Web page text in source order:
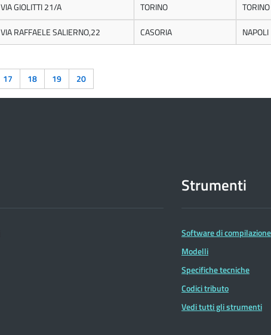
VIA GIOLITTI 21/A TORINO TORINO
VIA RAFFAELE SALIERNO,22 CASORIA NAPOLI
17 18 19 20
Strumenti
Software di compilazione
Modelli
Specifiche tecniche
Codici tributo
Vedi tutti gli strumenti